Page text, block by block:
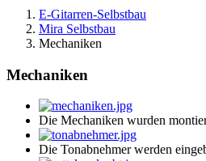
E-Gitarren-Selbstbau
Mira Selbstbau
Mechaniken
Mechaniken
Die Mechaniken wurden
Die Tonabnehmer werden